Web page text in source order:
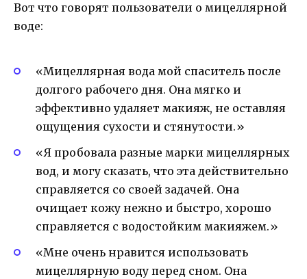
Вот что говорят пользователи о мицеллярной
воде:
«Мицеллярная вода мой спаситель после
долгого рабочего дня. Она мягко и
эффективно удаляет макияж, не оставляя
ощущения сухости и стянутости.»
«Я пробовала разные марки мицеллярных
вод, и могу сказать, что эта действительно
справляется со своей задачей. Она
очищает кожу нежно и быстро, хорошо
справляется с водостойким макияжем.»
«Мне очень нравится использовать
мицеллярную воду перед сном. Она